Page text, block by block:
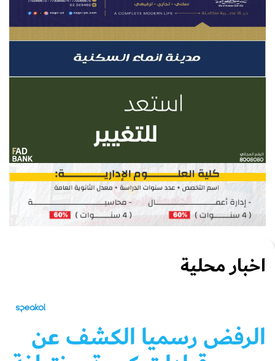
اخبار محلية
الرفض رسميا الكشف عن